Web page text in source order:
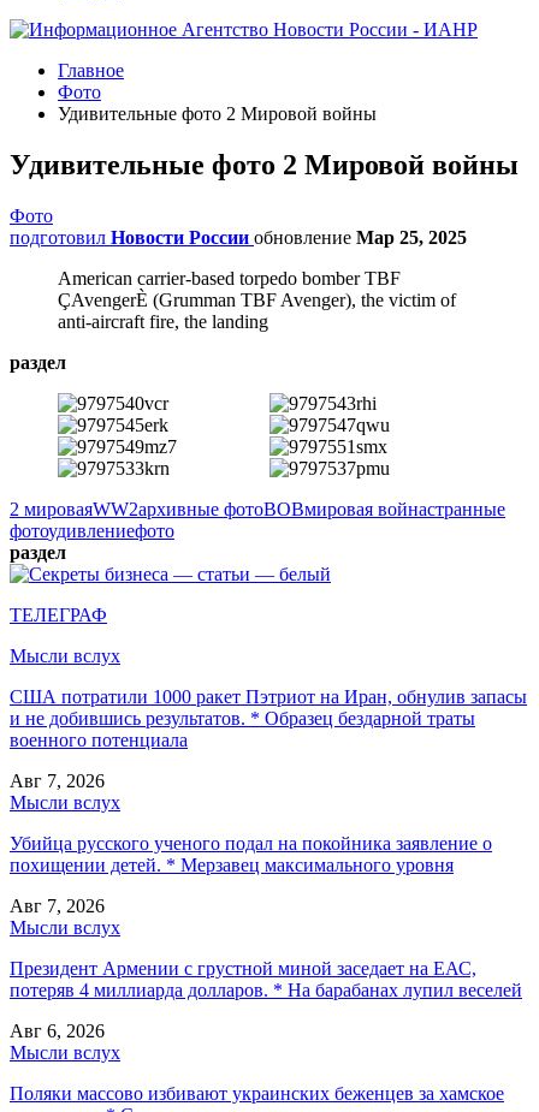
Главное
Фото
Удивительные фото 2 Мировой войны
Удивительные фото 2 Мировой войны
Фото
подготовил Новости России обновление Мар 25, 2025
American carrier-based torpedo bomber TBF
ÇAvengerÈ (Grumman TBF Avenger), the victim of
anti-aircraft fire, the landing
раздел
2 мироваяWW2архивные фотоВОВмировая войнастранные
фотоудивлениефото
раздел
ТЕЛЕГРАФ
Мысли вслух
США потратили 1000 ракет Пэтриот на Иран, обнулив запасы
и не добившись результатов. * Образец бездарной траты
военного потенциала
Авг 7, 2026
Мысли вслух
Убийца русского ученого подал на покойника заявление о
похищении детей. * Мерзавец максимального уровня
Авг 7, 2026
Мысли вслух
Президент Армении с грустной миной заседает на ЕАС,
потеряв 4 миллиарда долларов. * На барабанах лупил веселей
Авг 6, 2026
Мысли вслух
Поляки массово избивают украинских беженцев за хамское